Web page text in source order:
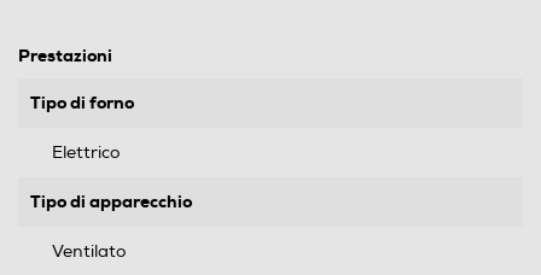
Prestazioni
Tipo di forno
Elettrico
Tipo di apparecchio
Ventilato